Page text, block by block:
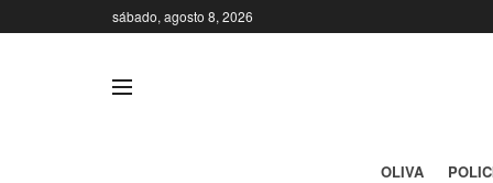
sábado, agosto 8, 2026
OLIVA